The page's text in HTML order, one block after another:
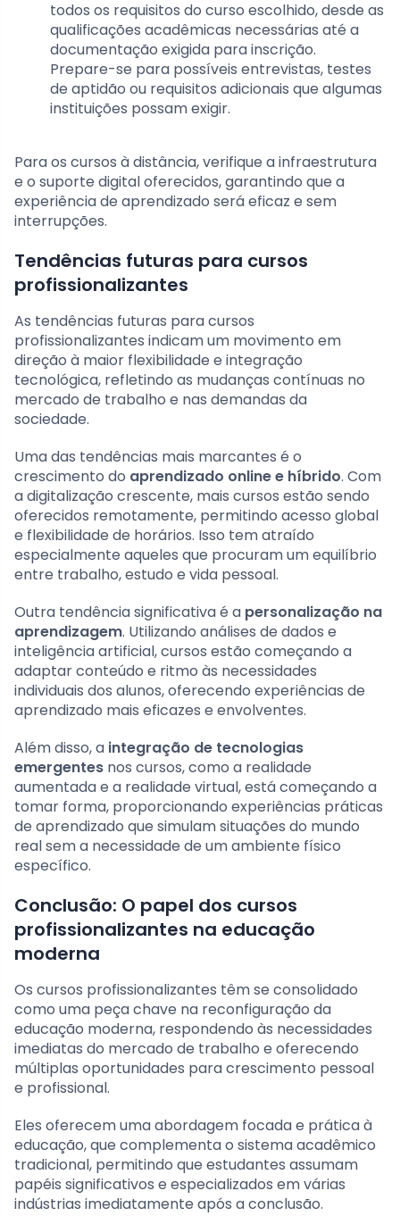
todos os requisitos do curso escolhido, desde as
qualificações acadêmicas necessárias até a
documentação exigida para inscrição.
Prepare-se para possíveis entrevistas, testes
de aptidão ou requisitos adicionais que algumas
instituições possam exigir.
Para os cursos à distância, verifique a infraestrutura
e o suporte digital oferecidos, garantindo que a
experiência de aprendizado será eficaz e sem
interrupções.
Tendências futuras para cursos
profissionalizantes
As tendências futuras para cursos
profissionalizantes indicam um movimento em
direção à maior flexibilidade e integração
tecnológica, refletindo as mudanças contínuas no
mercado de trabalho e nas demandas da
sociedade.
Uma das tendências mais marcantes é o
crescimento do aprendizado online e híbrido. Com
a digitalização crescente, mais cursos estão sendo
oferecidos remotamente, permitindo acesso global
e flexibilidade de horários. Isso tem atraído
especialmente aqueles que procuram um equilíbrio
entre trabalho, estudo e vida pessoal.
Outra tendência significativa é a personalização na
aprendizagem. Utilizando análises de dados e
inteligência artificial, cursos estão começando a
adaptar conteúdo e ritmo às necessidades
individuais dos alunos, oferecendo experiências de
aprendizado mais eficazes e envolventes.
Além disso, a integração de tecnologias
emergentes nos cursos, como a realidade
aumentada e a realidade virtual, está começando a
tomar forma, proporcionando experiências práticas
de aprendizado que simulam situações do mundo
real sem a necessidade de um ambiente físico
específico.
Conclusão: O papel dos cursos
profissionalizantes na educação
moderna
Os cursos profissionalizantes têm se consolidado
como uma peça chave na reconfiguração da
educação moderna, respondendo às necessidades
imediatas do mercado de trabalho e oferecendo
múltiplas oportunidades para crescimento pessoal
e profissional.
Eles oferecem uma abordagem focada e prática à
educação, que complementa o sistema acadêmico
tradicional, permitindo que estudantes assumam
papéis significativos e especializados em várias
indústrias imediatamente após a conclusão.